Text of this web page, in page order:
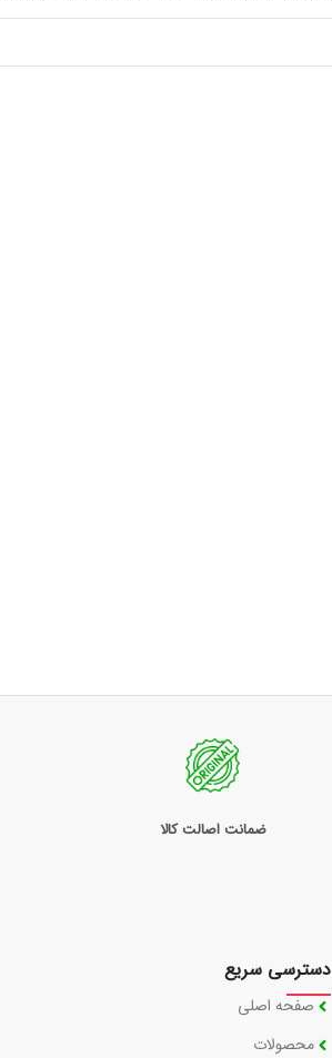
ضمانت اصالت کالا
دسترسی سریع
صفحه اصلی
محصولات